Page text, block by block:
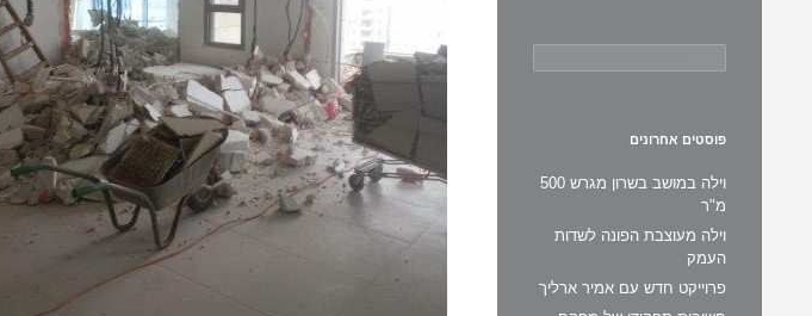
פוסטים אחרונים
וילה במושב בשרון מגרש 500
מ"ר
וילה מעוצבת הפונה לשדות
העמק
פרוייקט חדש עם אמיר ארליך